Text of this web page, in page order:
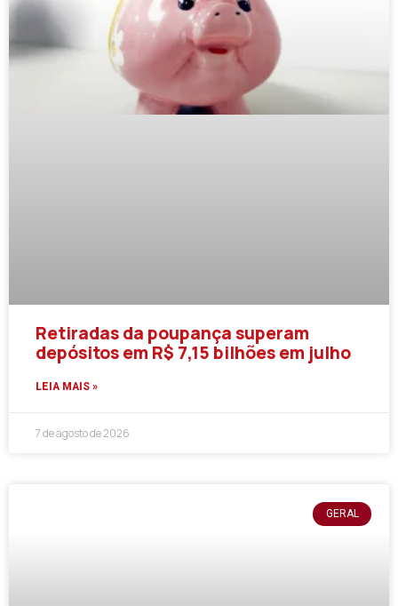
Retiradas da poupança superam
depósitos em R$ 7,15 bilhões em julho
LEIA MAIS »
7 de agosto de 2026
GERAL